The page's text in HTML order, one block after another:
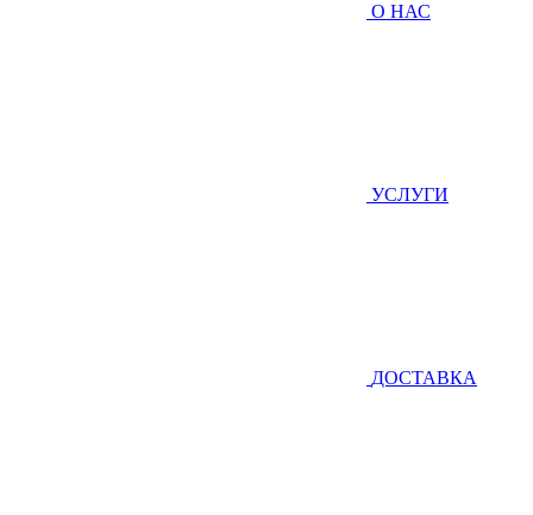
О НАС
УСЛУГИ
ДОСТАВКА